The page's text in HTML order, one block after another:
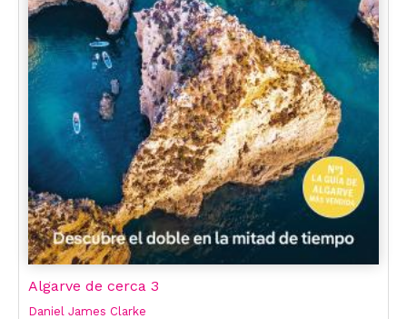
Algarve de cerca 3
Daniel James Clarke